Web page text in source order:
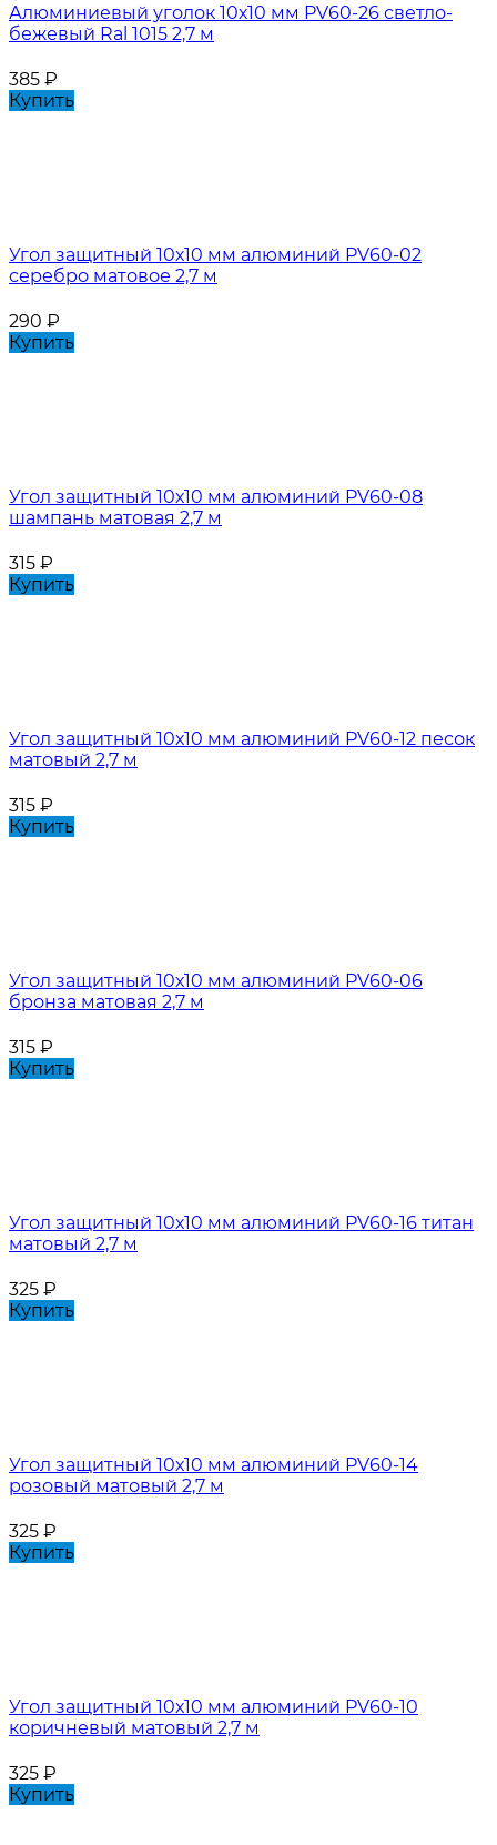
Алюминиевый уголок 10х10 мм PV60-26 светло-
бежевый Ral 1015 2,7 м
385 ₽
Купить
Угол защитный 10х10 мм алюминий PV60-02
серебро матовое 2,7 м
290 ₽
Купить
Угол защитный 10х10 мм алюминий PV60-08
шампань матовая 2,7 м
315 ₽
Купить
Угол защитный 10х10 мм алюминий PV60-12 песок
матовый 2,7 м
315 ₽
Купить
Угол защитный 10х10 мм алюминий PV60-06
бронза матовая 2,7 м
315 ₽
Купить
Угол защитный 10х10 мм алюминий PV60-16 титан
матовый 2,7 м
325 ₽
Купить
Угол защитный 10х10 мм алюминий PV60-14
розовый матовый 2,7 м
325 ₽
Купить
Угол защитный 10х10 мм алюминий PV60-10
коричневый матовый 2,7 м
325 ₽
Купить